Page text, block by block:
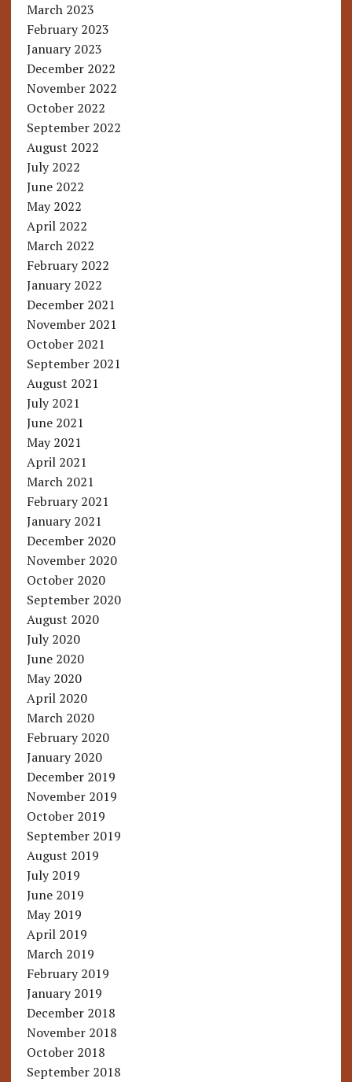
March 2023
February 2023
January 2023
December 2022
November 2022
October 2022
September 2022
August 2022
July 2022
June 2022
May 2022
April 2022
March 2022
February 2022
January 2022
December 2021
November 2021
October 2021
September 2021
August 2021
July 2021
June 2021
May 2021
April 2021
March 2021
February 2021
January 2021
December 2020
November 2020
October 2020
September 2020
August 2020
July 2020
June 2020
May 2020
April 2020
March 2020
February 2020
January 2020
December 2019
November 2019
October 2019
September 2019
August 2019
July 2019
June 2019
May 2019
April 2019
March 2019
February 2019
January 2019
December 2018
November 2018
October 2018
September 2018